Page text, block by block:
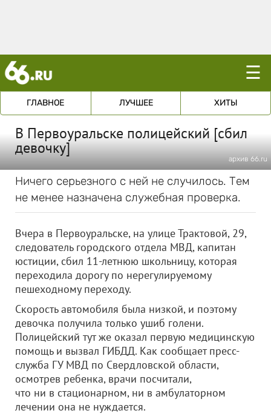
☰
ГЛАВНОЕ ЛУЧШЕЕ ХИТЫ
В Первоуральске полицейский [сбил
девочку]
архив 66.ru
Ничего серьезного с ней не случилось. Тем
не менее назначена служебная проверка.
Вчера в Первоуральске, на улице Трактовой, 29,
следователь городского отдела МВД, капитан
юстиции, сбил 11-летнюю школьницу, которая
переходила дорогу по нерегулируемому
пешеходному переходу.
Скорость автомобиля была низкой, и поэтому
девочка получила только ушиб голени.
Полицейский тут же оказал первую медицинскую
помощь и вызвал ГИБДД. Как сообщает пресс-
служба ГУ МВД по Свердловской области,
осмотрев ребенка, врачи посчитали,
что ни в стационарном, ни в амбулаторном
лечении она не нуждается.